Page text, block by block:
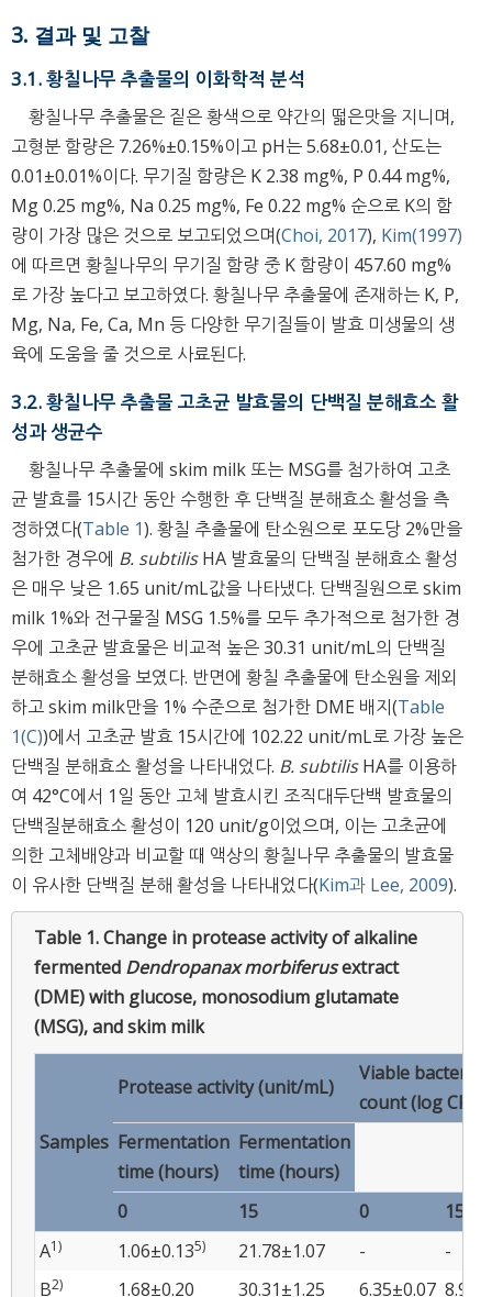
3. 결과 및 고찰
3.1. 황칠나무 추출물의 이화학적 분석
황칠나무 추출물은 짙은 황색으로 약간의 떫은맛을 지니며,
고형분 함량은 7.26%±0.15%이고 pH는 5.68±0.01, 산도는
0.01±0.01%이다. 무기질 함량은 K 2.38 mg%, P 0.44 mg%,
Mg 0.25 mg%, Na 0.25 mg%, Fe 0.22 mg% 순으로 K의 함
량이 가장 많은 것으로 보고되었으며(Choi, 2017), Kim(1997)
에 따르면 황칠나무의 무기질 함량 중 K 함량이 457.60 mg%
로 가장 높다고 보고하였다. 황칠나무 추출물에 존재하는 K, P,
Mg, Na, Fe, Ca, Mn 등 다양한 무기질들이 발효 미생물의 생
육에 도움을 줄 것으로 사료된다.
3.2. 황칠나무 추출물 고초균 발효물의 단백질 분해효소 활
성과 생균수
황칠나무 추출물에 skim milk 또는 MSG를 첨가하여 고초
균 발효를 15시간 동안 수행한 후 단백질 분해효소 활성을 측
정하였다(Table 1). 황칠 추출물에 탄소원으로 포도당 2%만을
첨가한 경우에 B. subtilisHA 발효물의 단백질 분해효소 활성
은 매우 낮은 1.65 unit/mL값을 나타냈다. 단백질원으로 skim
milk 1%와 전구물질 MSG 1.5%를 모두 추가적으로 첨가한 경
우에 고초균 발효물은 비교적 높은 30.31 unit/mL의 단백질
분해효소 활성을 보였다. 반면에 황칠 추출물에 탄소원을 제외
하고 skim milk만을 1% 수준으로 첨가한 DME 배지(Table
1(C))에서 고초균 발효 15시간에 102.22 unit/mL로 가장 높은
단백질 분해효소 활성을 나타내었다. B. subtilisHA를 이용하
여 42°C에서 1일 동안 고체 발효시킨 조직대두단백 발효물의
단백질분해효소 활성이 120 unit/g이었으며, 이는 고초균에
의한 고체배양과 비교할 때 액상의 황칠나무 추출물의 발효물
이 유사한 단백질 분해 활성을 나타내었다(Kim과 Lee, 2009).
Table 1.Change in protease activity of alkaline
fermented Dendropanax morbiferusextract
(DME) with glucose, monosodium glutamate
(MSG), and skim milk
Samples
Protease activity (unit/mL)
Viable bacterial
count (log CFU/
Fermentation
time (hours)
Fermentation
time (hours)
0
15 0
15
A1) 1.06±0.135) 21.78±1.07 -
-
B2) 1.68±0.20 30.31±1.25 6.35±0.07